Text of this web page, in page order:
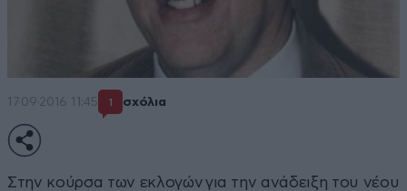
17·09·2016 11:45 1 σχόλια
Στην κούρσα των εκλογών για την ανάδειξη του νέου